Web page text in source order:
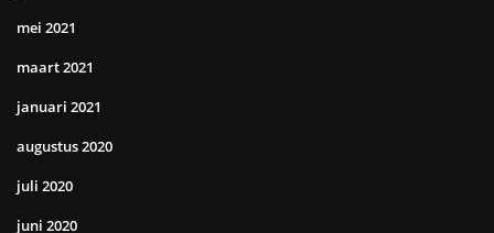
mei 2021
maart 2021
januari 2021
augustus 2020
juli 2020
juni 2020